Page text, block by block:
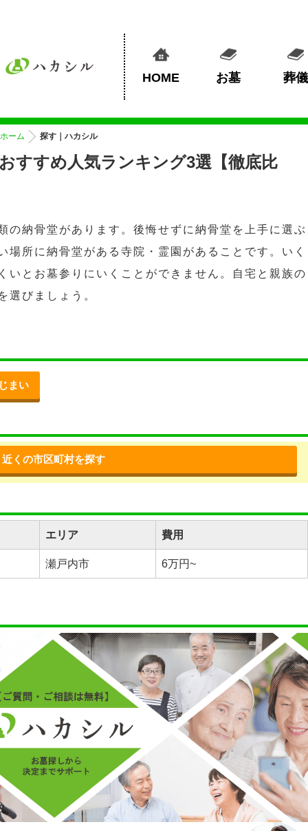
HOME お墓 葬儀
ホーム 探す｜ハカシル
すすめ人気ランキング3選【徹底比
の納骨堂があります。後悔せずに納骨堂を上手に選ぶ
場所に納骨堂がある寺院・霊園があることです。いく
いとお墓参りにいくことができません。自宅と親族の
選びましょう。
まい
近くの市区町村を探す
エリア 費用
瀬戸内市 6万円~